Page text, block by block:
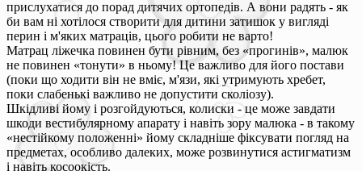
прислухатися до порад дитячих ортопедів. А вони радять - як
би вам ні хотілося створити для дитини затишок у вигляді
перин і м'яких матраців, цього робити не варто!
Матрац ліжечка повинен бути рівним, без «прогинів», малюк
не повинен «тонути» в ньому! Це важливо для його постави
(поки що ходити він не вміє, м'язи, які утримують хребет,
поки слабенькі важливо не допустити сколіозу).
Шкідливі йому і розгойдуються, колиски - це може завдати
шкоди вестибулярному апарату і навіть зору малюка - в такому
«нестійкому положенні» йому складніше фіксувати погляд на
предметах, особливо далеких, може розвинутися астигматизм
і навіть косоокість.